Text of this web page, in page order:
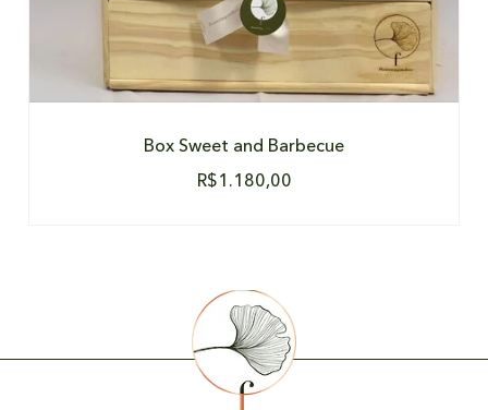
Box Sweet and Barbecue
R$1.180,00